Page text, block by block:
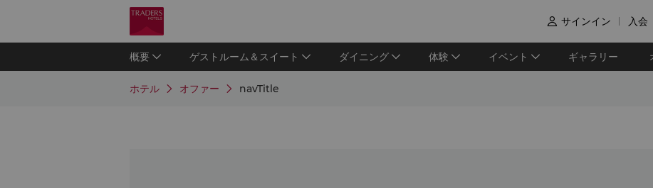
 サインイン 入会
概要 ゲストルーム＆スイート ダイニング 体験 イベント ギャラリー
ホテル オファー navTitle